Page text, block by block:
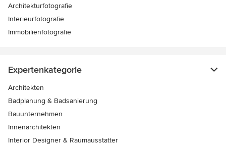
Architekturfotografie
Interieurfotografie
Immobilienfotografie
Expertenkategorie
Architekten
Badplanung & Badsanierung
Bauunternehmen
Innenarchitekten
Interior Designer & Raumausstatter